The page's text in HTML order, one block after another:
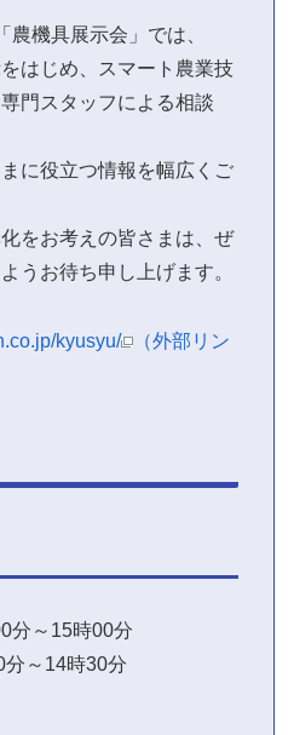
機具展示会」では、
はじめ、スマート農業技
門スタッフによる相談
に役立つ情報を幅広くご
をお考えの皆さまは、ぜ
うお待ち申し上げます。
kyusyu/ （外部リン
分～15時00分
～14時30分